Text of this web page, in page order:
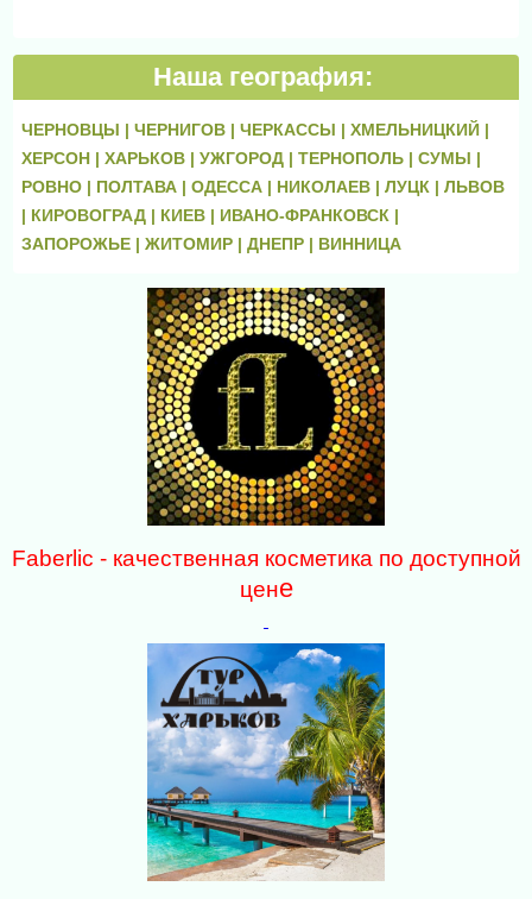
Наша география:
ЧЕРНОВЦЫ |ЧЕРНИГОВ |ЧЕРКАССЫ |ХМЕЛЬНИЦКИЙ |
ХЕРСОН |ХАРЬКОВ |УЖГОРОД |ТЕРНОПОЛЬ |СУМЫ |
РОВНО | ПОЛТАВА |ОДЕССА | НИКОЛАЕВ |ЛУЦК |ЛЬВОВ
| КИРОВОГРАД | КИЕВ | ИВАНО-ФРАНКОВСК |
ЗАПОРОЖЬЕ |ЖИТОМИР |ДНЕПР | ВИННИЦА
Faberlic - качественная косметика по доступной
цене